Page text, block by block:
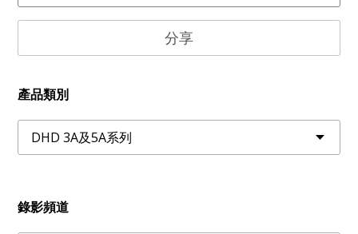
分享
產品類別
錄影頻道